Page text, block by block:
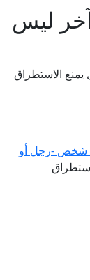
آخر ليس
يمنع الاستطراق
شخص -رجل أو